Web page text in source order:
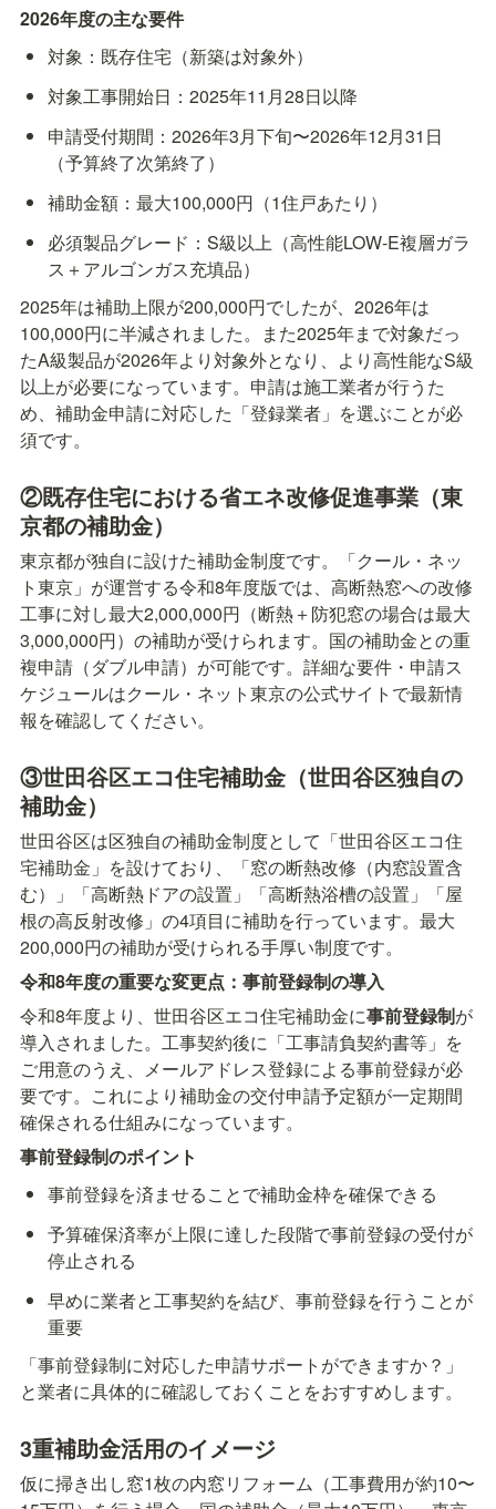
2026年度の主な要件
対象：既存住宅（新築は対象外）
対象工事開始日：2025年11月28日以降
申請受付期間：2026年3月下旬〜2026年12月31日
（予算終了次第終了）
補助金額：最大100,000円（1住戸あたり）
必須製品グレード：S級以上（高性能LOW-E複層ガラ
ス＋アルゴンガス充填品）
2025年は補助上限が200,000円でしたが、2026年は
100,000円に半減されました。また2025年まで対象だっ
たA級製品が2026年より対象外となり、より高性能なS級
以上が必要になっています。申請は施工業者が行うた
め、補助金申請に対応した「登録業者」を選ぶことが必
須です。
②既存住宅における省エネ改修促進事業（東
京都の補助金）
東京都が独自に設けた補助金制度です。「クール・ネッ
ト東京」が運営する令和8年度版では、高断熱窓への改修
工事に対し最大2,000,000円（断熱＋防犯窓の場合は最大
3,000,000円）の補助が受けられます。国の補助金との重
複申請（ダブル申請）が可能です。詳細な要件・申請ス
ケジュールはクール・ネット東京の公式サイトで最新情
報を確認してください。
③世田谷区エコ住宅補助金（世田谷区独自の
補助金）
世田谷区は区独自の補助金制度として「世田谷区エコ住
宅補助金」を設けており、「窓の断熱改修（内窓設置含
む）」「高断熱ドアの設置」「高断熱浴槽の設置」「屋
根の高反射改修」の4項目に補助を行っています。最大
200,000円の補助が受けられる手厚い制度です。
令和8年度の重要な変更点：事前登録制の導入
令和8年度より、世田谷区エコ住宅補助金に事前登録制が
導入されました。工事契約後に「工事請負契約書等」を
ご用意のうえ、メールアドレス登録による事前登録が必
要です。これにより補助金の交付申請予定額が一定期間
確保される仕組みになっています。
事前登録制のポイント
事前登録を済ませることで補助金枠を確保できる
予算確保済率が上限に達した段階で事前登録の受付が
停止される
早めに業者と工事契約を結び、事前登録を行うことが
重要
「事前登録制に対応した申請サポートができますか？」
と業者に具体的に確認しておくことをおすすめします。
3重補助金活用のイメージ
仮に掃き出し窓1枚の内窓リフォーム（工事費用が約10〜